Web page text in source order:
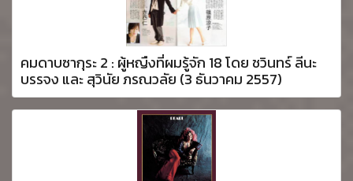
คมดาบซากุระ 2 : ผู้หญืงที่ผมรู้จัก 18 โดย ชวินทร์ ลีนะ
บรรจง และ สุวินัย ภรณวลัย (3 ธันวาคม 2557)